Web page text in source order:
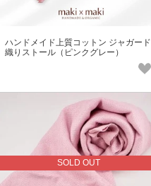
ハンドメイド上質コットン ジャガード
織りストール（ピンクグレー）
SOLD OUT